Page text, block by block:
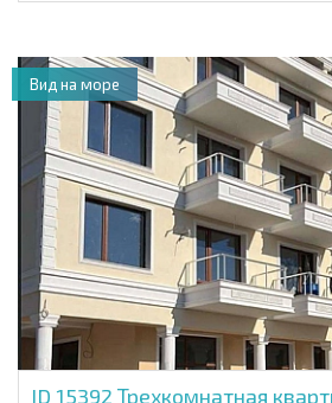
ID 15392 Трехкомнатная
Вид на море